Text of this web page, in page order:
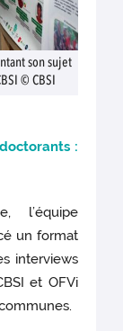
son sujet
© CBSI
:
l’équipe
un format
interviews
et OFVi